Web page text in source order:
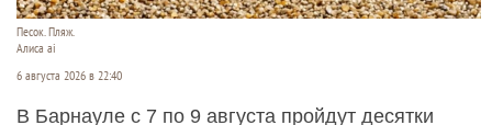
Песок. Пляж.
Алиса ai
6 августа 2026 в 22:40
В Барнауле с 7 по 9 августа пройдут десятки